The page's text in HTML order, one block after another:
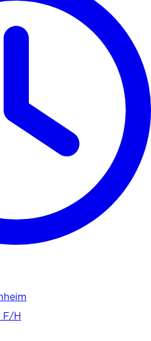
F/H